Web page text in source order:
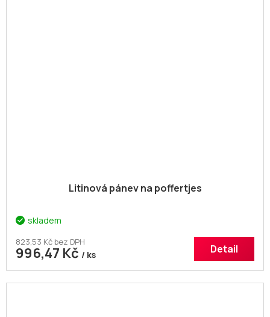
Litinová pánev na poffertjes
skladem
823,53 Kč bez DPH
996,47 Kč / ks Detail